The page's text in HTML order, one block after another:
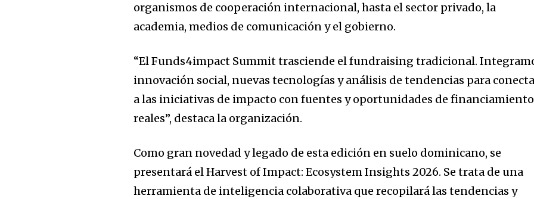
organismos de cooperación internacional, hasta el sector privado, la
academia, medios de comunicación y el gobierno.
“El Funds4impact Summit trasciende el fundraising tradicional.
innovación social, nuevas tecnologías y análisis de tendencias para
a las iniciativas de impacto con fuentes y oportunidades de financiamiento
reales”, destaca la organización.
Como gran novedad y legado de esta edición en suelo dominicano, se
presentará el Harvest of Impact: Ecosystem Insights 2026. Se trata de una
herramienta de inteligencia colaborativa que recopilará las tendencias y